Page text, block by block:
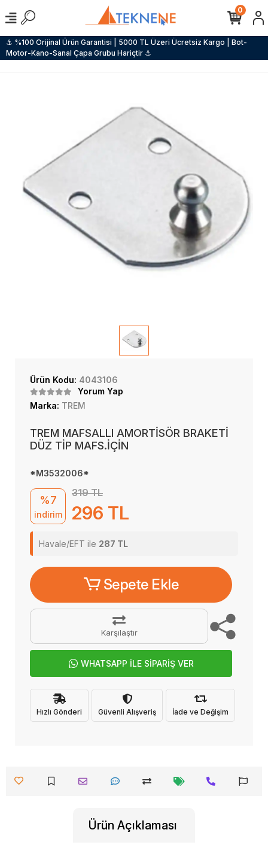
⚓ %100 Orijinal Ürün Garantisi | 5000 TL Üzeri Ücretsiz Kargo | Bot-
Motor-Kano-Sanal Çapa Grubu Hariçtir ⚓
0
Ürün Kodu: 4043106
Yorum Yap
Marka: TREM
TREM MAFSALLI AMORTİSÖR BRAKETİ
DÜZ TİP MAFS.İÇİN
*M3532006*
%7
indirim
319 TL
296 TL
Havale/EFT ile 287 TL
Sepete Ekle
Karşılaştır
WHATSAPP İLE SİPARİŞ VER
Hızlı Gönderi Güvenli Alışveriş İade ve Değişim
Ürün Açıklaması